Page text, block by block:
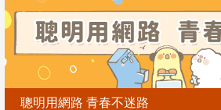
聰明用網路 青春不迷路